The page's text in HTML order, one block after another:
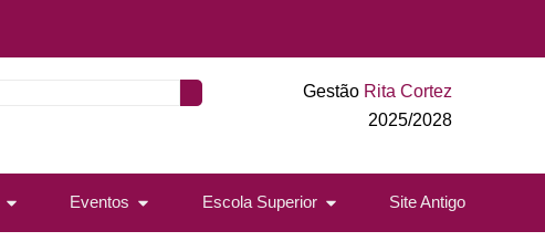
Gestão Rita Cortez
2025/2028
Eventos Escola Superior Site Antigo